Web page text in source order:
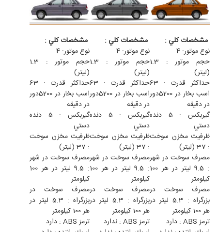
مشخصات كلي :
نوع موتور: 4
حجم موتور : 1.3
(ليتر)
حداكثر قدرت : 63
اسب بخار در 5200دور
در دقيقه
گيربكس : 5 دنده
دستي
ظرفيت مخزن سوخت
: 37 (ليتر)
مصرف سوخت در شهر
: 9.5 ليتر در هر 100
كيلومتر
مصرف سوخت در
بزرگراه : 5.3 ليتر در
هر 100 كيلومتر
ترمز ABS : دارد
مشخصات كلي :
نوع موتور: 4
حجم موتور : 1.3
(ليتر)
حداكثر قدرت : 63
اسب بخار در 5200دور
در دقيقه
گيربكس : 5 دنده
دستي
ظرفيت مخزن سوخت
: 37 (ليتر)
مصرف سوخت در شهر
: 9.5 ليتر در هر 100
كيلومتر
مصرف سوخت در
بزرگراه : 5.3 ليتر در
هر 100 كيلومتر
ترمز ABS : ندارد
مشخصات كلي :
نوع موتور: 4
حجم موتور : 1.3
(ليتر)
حداكثر قدرت : 63
اسب بخار در 5200دور
در دقيقه
گيربكس : 5 دنده
دستي
ظرفيت مخزن سوخت
: 37 (ليتر)
مصرف سوخت در شهر
: 9.5 ليتر در هر 100
كيلومتر
مصرف سوخت در
بزرگراه : 5.3 ليتر در
هر 100 كيلومتر
ترمز ABS : دارد